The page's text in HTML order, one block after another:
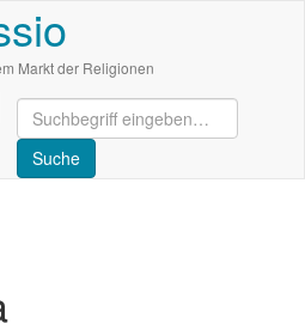
Markt der Religionen
deaktivieren